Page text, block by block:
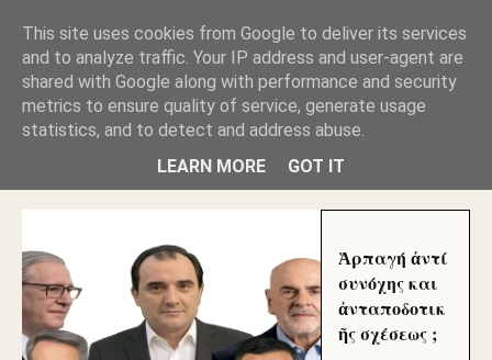
ΑΥΤΟΧΘΟΝΕΣ ΜΟΥ ΕΚΛΕΙΣΑΝ ΤΑ ΣΟΣΙΑΛ ΚΑΙ
ΦΙΜΩΣΑΝ ΤΟ SITE. ΟΙ ΧΙΛΙΑΔΕΣ ΜΙΚΡΟΕΠΕΝΔΥΤΕΣ
ΕΠΕΝΔΥΣΑΤΕ ΓΙΑ ΛΕΗΛΑΣΙΑ ΚΑΙ ΕΓΚΛΗΜΑ ?
ΓΛΥΦΑΔΑ WEB |ΟΙ ΜΕΓΑΛΟΙ ΚΛΕΠΤΑΙ ΑΠΟ ΤΟ
ΜΙΚΡΟΝ ΑΠΑΓΟΥΣΙ
Ἁρπαγή ἀντί
συνόχης και
ἀνταποδοτικ
ῆς σχέσεως ;
This site uses cookies from Google to deliver its services
and to analyze traffic. Your IP address and user-agent are
shared with Google along with performance and security
metrics to ensure quality of service, generate usage
statistics, and to detect and address abuse.
LEARN MORE
GOT IT